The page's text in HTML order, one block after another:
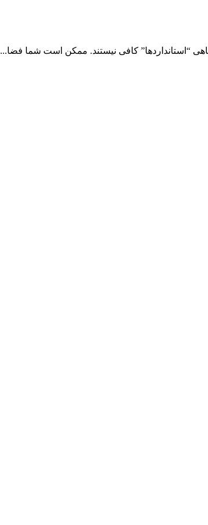
“استانداردها” کافی نیستند. ممکن است شما فضا...